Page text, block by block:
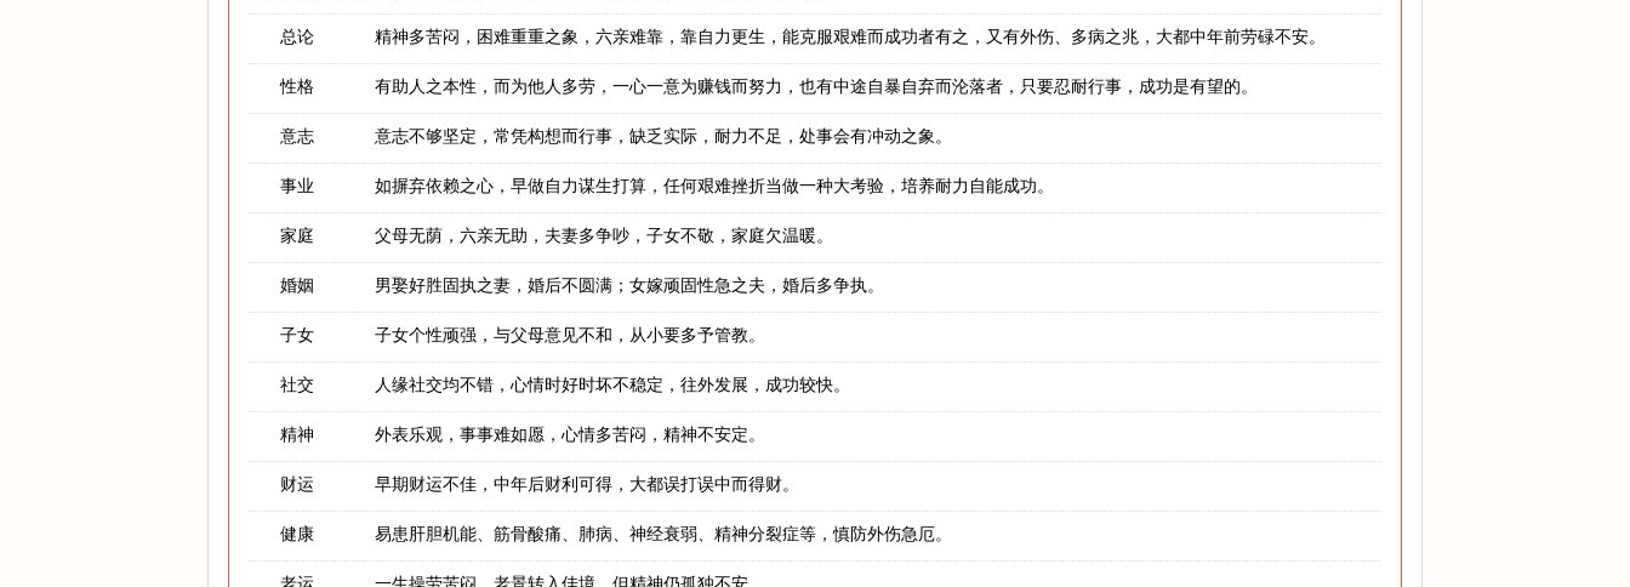
总论 精神多苦闷，困难重重之象，六亲难靠，靠自力更生，能克服艰难而成功者有之，又有外伤、多病之兆，大都中年前劳碌不安。
性格 有助人之本性，而为他人多劳，一心一意为赚钱而努力，也有中途自暴自弃而沦落者，只要忍耐行事，成功是有望的。
意志 意志不够坚定，常凭构想而行事，缺乏实际，耐力不足，处事会有冲动之象。
事业 如摒弃依赖之心，早做自力谋生打算，任何艰难挫折当做一种大考验，培养耐力自能成功。
家庭 父母无荫，六亲无助，夫妻多争吵，子女不敬，家庭欠温暖。
婚姻 男娶好胜固执之妻，婚后不圆满；女嫁顽固性急之夫，婚后多争执。
子女 子女个性顽强，与父母意见不和，从小要多予管教。
社交 人缘社交均不错，心情时好时坏不稳定，往外发展，成功较快。
精神 外表乐观，事事难如愿，心情多苦闷，精神不安定。
财运 早期财运不佳，中年后财利可得，大都误打误中而得财。
健康 易患肝胆机能、筋骨酸痛、肺病、神经衰弱、精神分裂症等，慎防外伤急厄。